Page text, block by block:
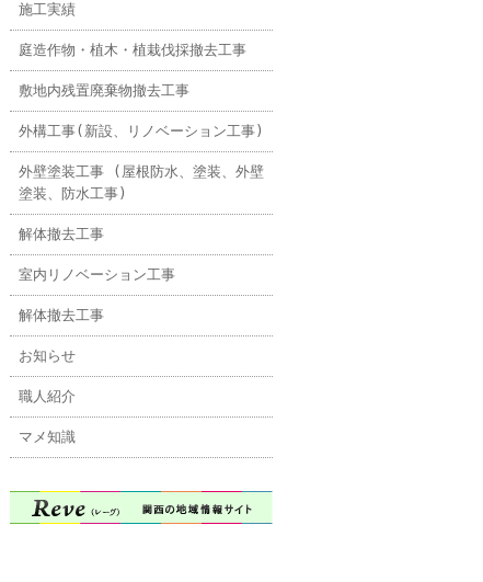
施工実績
庭造作物・植木・植栽伐採撤去工事
敷地内残置廃棄物撤去工事
外構工事(新設、リノベーション工事)
外壁塗装工事 (屋根防水、塗装、外壁
塗装、防水工事)
解体撤去工事
室内リノベーション工事
解体撤去工事
お知らせ
職人紹介
マメ知識